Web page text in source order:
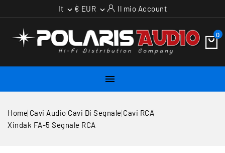
It  € EUR  Il mio Account
0

Home Cavi Audio Cavi Di Segnale Cavi RCA
Xindak FA-5 Segnale RCA